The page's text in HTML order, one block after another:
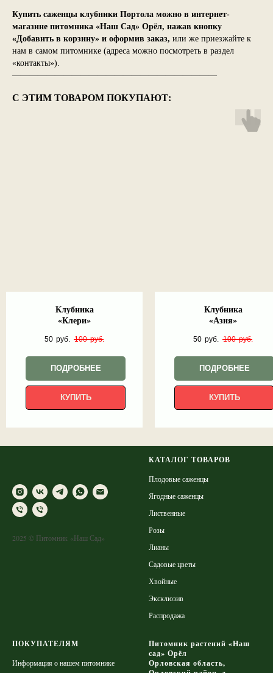
Купить саженцы клубники Портола можно в интернет-
магазине питомника «Наш Сад» Орёл, нажав кнопку
«Добавить в корзину» и оформив заказ, или же приезжайте к
нам в самом питомнике (адреса можно посмотреть в раздел
«контакты»).
————————————————————————
С ЭТИМ ТОВАРОМ ПОКУПАЮТ:
Клубника
«Клери»
50 руб. 100 руб.
ПОДРОБНЕЕ
КУПИТЬ
Клубника
«Азия»
50 руб. 100 руб.
ПОДРОБНЕЕ
КУПИТЬ
2025 © Питомник «Наш Сад»
КАТАЛОГ ТОВАРОВ
Плодовые саженцы
Ягодные саженцы
Лиственные
Розы
Лианы
Садовые цветы
Хвойные
Эксклюзив
Распродажа
ПОКУПАТЕЛЯМ
Информация о нашем питомнике
Питомник растений «Наш
сад» Орёл
Орловская область,